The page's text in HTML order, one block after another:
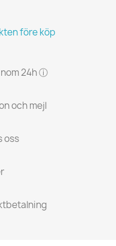
före köp
24h ⓘ
och mejl
oss